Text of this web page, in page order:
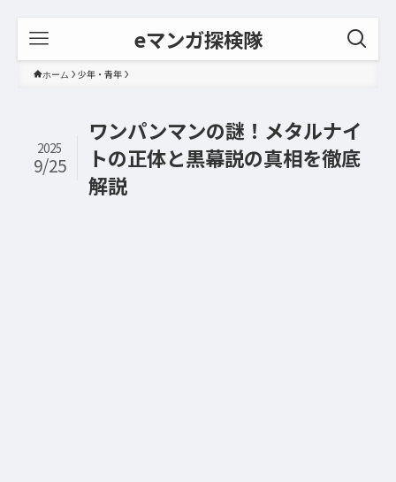
eマンガ探検隊
ホーム 少年・青年
ワンパンマンの謎！メタルナイ
トの正体と黒幕説の真相を徹底
解説
2025
9/25